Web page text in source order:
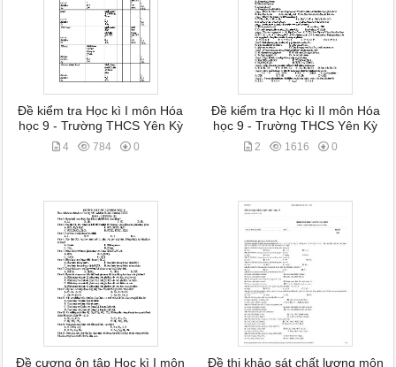
Đề kiểm tra Học kì I môn Hóa
học 9 - Trường THCS Yên Kỳ
4 784 0
Đề kiểm tra Học kì II môn Hóa
học 9 - Trường THCS Yên Kỳ
2 1616 0
Đề cương ôn tập Học kì I môn
Đề thi khảo sát chất lượng môn